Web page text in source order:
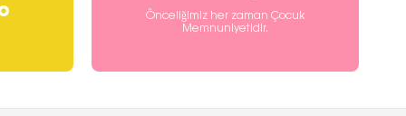
Önceliğimiz her zaman Çocuk
Memnuniyetidir.